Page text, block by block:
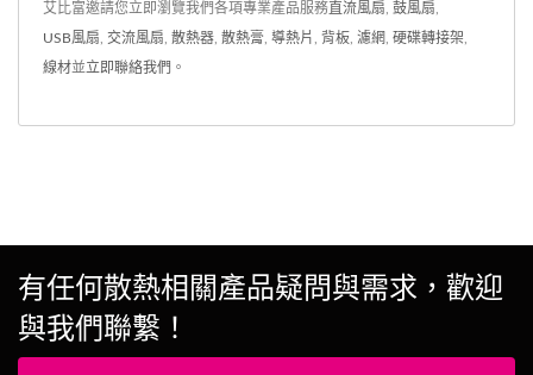
艾比富邀請您立即瀏覽我們各項專業產品服務 直流風扇 鼓風扇
USB風扇 交流風扇 散熱器 散熱膏 導熱片 背板 濾網 硬碟轉接架
線材並立即聯絡我們 。
有任何散熱相關產品疑問與需求，歡迎
與我們聯繫！